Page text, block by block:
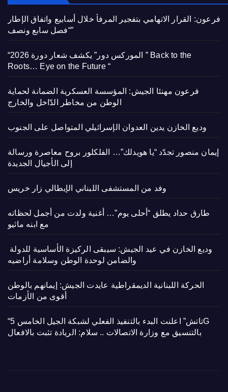
فرعون: القرار الاتهامي بتفجير المرفأ خلال أسابيع واتفاق الإطار
“فصل سابع ونصف”
“الموركس دور” يكشف شعار دورة 2026 ” Back to the
Roots… Eye on the Future “
فرعون مهنئا الجيش: المؤسسة العسكرية الضمانة لحماية
الوطن من مخاطر الدّاخل والخارج
وديع الخازن يدين العدوان الإسرائيلي المتواصل على الجنوب
إيمان منصور تجدّد “يا هويدلك”… الفلكلور بروح معاصرة ورسالة
إلى الأجيال الجديدة
وفد من المستشفى اللبناني الإيطالي زار خريس
طارق حداد يطلق “أحلى يوم”… أغنية ولدت من أجمل لحظاته
مع ابنه ماثيو
والضامن لوحدة الوطن وسلامة أراضيه
الحركة اللبنانية الديمقراطية عايدت الجيش: إيمانهم بالوطن
أقوى من الأزمات
“تاتش” اعلنت البدء بالتنفيذ الفعلي لشبكة الجيل الخامس 5G
بالتنسيق مع وزارة الاتصالات .. سلام: الريادة تثبت بالافعال